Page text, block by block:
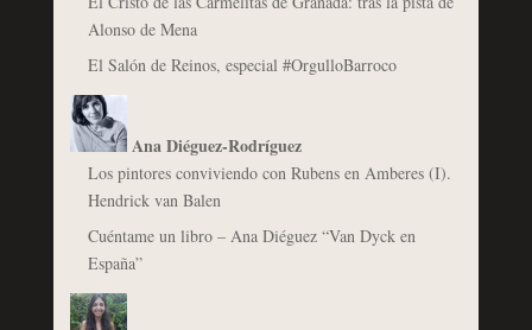
Alonso de Mena
El Salón de Reinos, especial #OrgulloBarroco
Ana Diéguez-Rodríguez
Los pintores conviviendo con Rubens en Amberes (I).
Hendrick van Balen
Cuéntame un libro – Ana Diéguez “Van Dyck en
España”